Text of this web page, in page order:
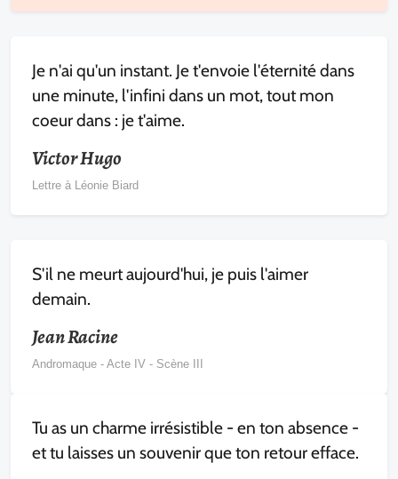
Je n'ai qu'un instant. Je t'envoie l'éternité dans
une minute, l'infini dans un mot, tout mon
coeur dans : je t'aime.
Victor Hugo
Lettre à Léonie Biard
S'il ne meurt aujourd'hui, je puis l'aimer
demain.
Jean Racine
Andromaque - Acte IV - Scène III
Tu as un charme irrésistible - en ton absence -
et tu laisses un souvenir que ton retour efface.